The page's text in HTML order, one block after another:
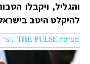
והגליל, ויקבלו
להיקלט היטב
מערכת THE-PULSE נוצר ב 28.12.2016